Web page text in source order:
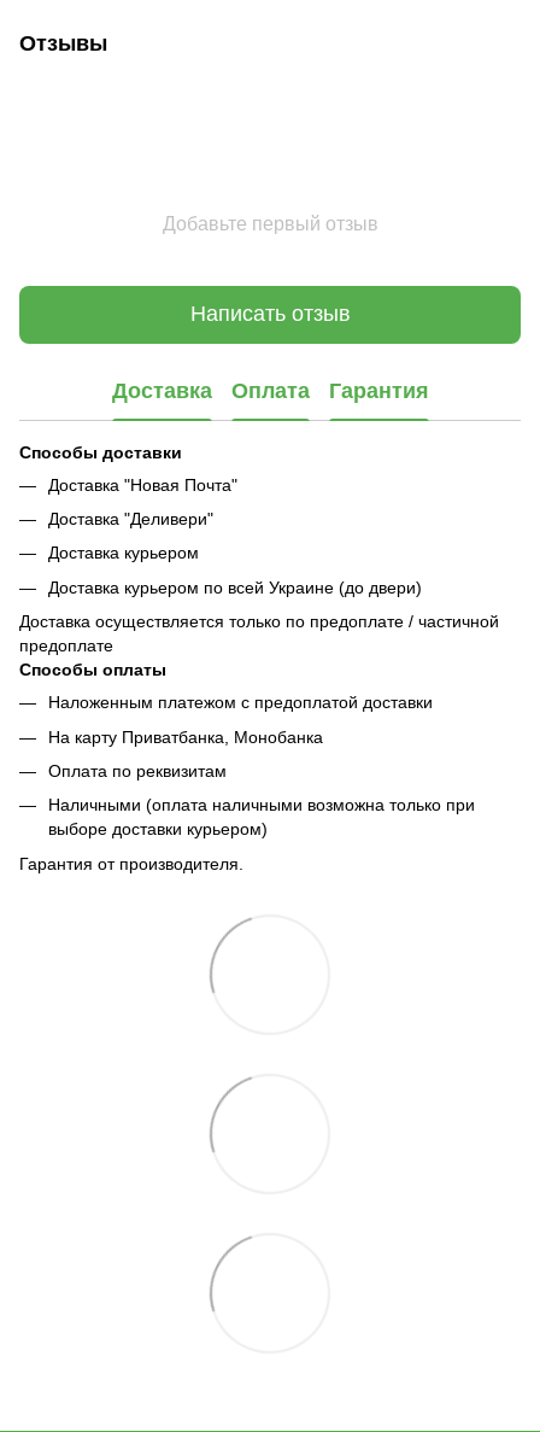
Отзывы
Добавьте первый отзыв
Написать отзыв
Доставка Оплата Гарантия
Способы доставки
Доставка "Новая Почта"
Доставка "Деливери"
Доставка курьером
Доставка курьером по всей Украине (до двери)
Доставка осуществляется только по предоплате / частичной
предоплате
Способы оплаты
Наложенным платежом с предоплатой доставки
На карту Приватбанка, Монобанка
Оплата по реквизитам
Наличными (оплата наличными возможна только при
выборе доставки курьером)
Гарантия от производителя.